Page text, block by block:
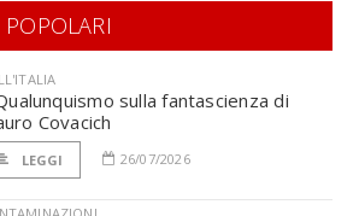
sulla fantascienza di
Covacich
LEGGI 26/07/2026